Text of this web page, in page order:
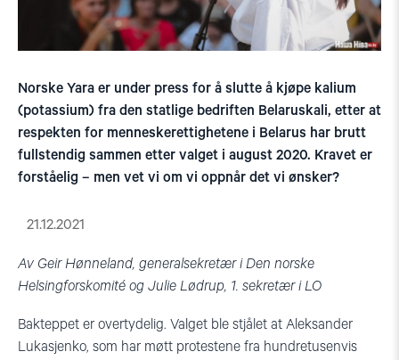
Norske Yara er under press for å slutte å kjøpe kalium
(potassium) fra den statlige bedriften Belaruskali, etter at
respekten for menneskerettighetene i Belarus har brutt
fullstendig sammen etter valget i august 2020. Kravet er
forståelig – men vet vi om vi oppnår det vi ønsker?
21.12.2021
Av Geir Hønneland, generalsekretær i Den norske
Helsingforskomité og Julie Lødrup, 1. sekretær i LO
Bakteppet er overtydelig. Valget ble stjålet at Aleksander
Lukasjenko, som har møtt protestene fra hundretusenvis